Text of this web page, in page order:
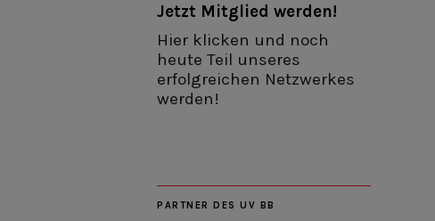
Jetzt Mitglied werden!
Hier klicken und noch
heute Teil unseres
erfolgreichen Netzwerkes
werden!
PARTNER DES UV BB